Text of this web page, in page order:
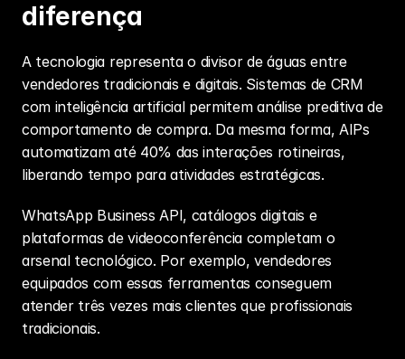
diferença
A tecnologia representa o divisor de águas entre
vendedores tradicionais e digitais. Sistemas de CRM
com inteligência artificial permitem análise preditiva de
comportamento de compra. Da mesma forma, AIPs
automatizam até 40% das interações rotineiras,
liberando tempo para atividades estratégicas.
WhatsApp Business API, catálogos digitais e
plataformas de videoconferência completam o
arsenal tecnológico. Por exemplo, vendedores
equipados com essas ferramentas conseguem
atender três vezes mais clientes que profissionais
tradicionais.